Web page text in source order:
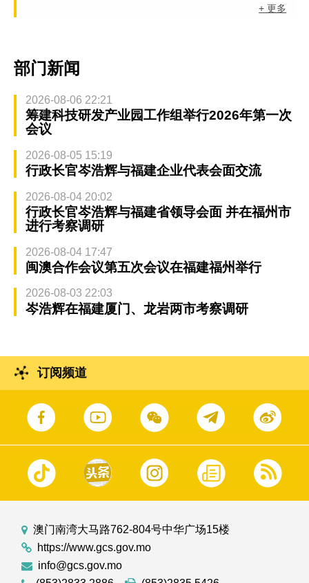
+ 更多
部门新闻
2026-08-06 22:21
筹建科技研发产业园工作组举行2026年第一次
会议
2026-08-05 15:19
行政长官岑浩辉与福建企业代表会面交流
2026-08-04 20:02
行政长官岑浩辉与福建省领导会面 并在福州市
进行考察调研
2026-08-04 17:47
闽澳合作会议第五次会议在福建福州举行
2026-08-03 22:03
岑浩辉在福建厦门、龙岩两市考察调研
订阅频道
澳门南湾大马路762-804号中华广场15楼
https://www.gcs.gov.mo
info@gcs.gov.mo